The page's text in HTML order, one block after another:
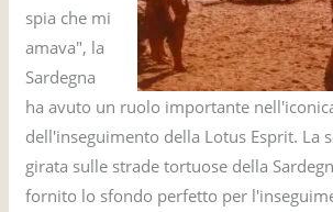
spia che mi
amava", la
Sardegna
ha avuto un ruolo importante
dell'inseguimento della Lotus Esprit. La
girata sulle strade tortuose della
fornito lo sfondo perfetto per